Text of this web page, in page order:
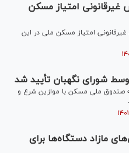
غیرقانونی امتیاز مسکن
امتیاز مسکن ملی در این
شورای نگهبان تأیید شد
صندوق ملی مسکن با موازین شرع و
زمين‌ها‌ی مازاد دستگاه‌ها برای